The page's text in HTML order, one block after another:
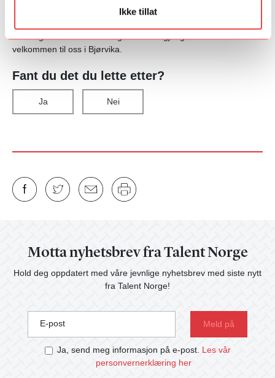
Ikke tillat
velkommen til oss i Bjørvika.
Fant du det du lette etter?
Ja Nei
Motta nyhetsbrev fra Talent Norge
Hold deg oppdatert med våre jevnlige nyhetsbrev med siste nytt
fra Talent Norge!
E-post
Ja, send meg informasjon på e-post. Les vår
personvernerklæring her